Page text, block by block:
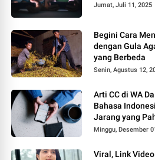
Jumat, Juli 11, 2025
Begini Cara
dengan Gula
yang Berbeda
Senin, Agustus 12,
Arti CC di WA
Bahasa
Jarang yang
Minggu, Desember
Viral, Link